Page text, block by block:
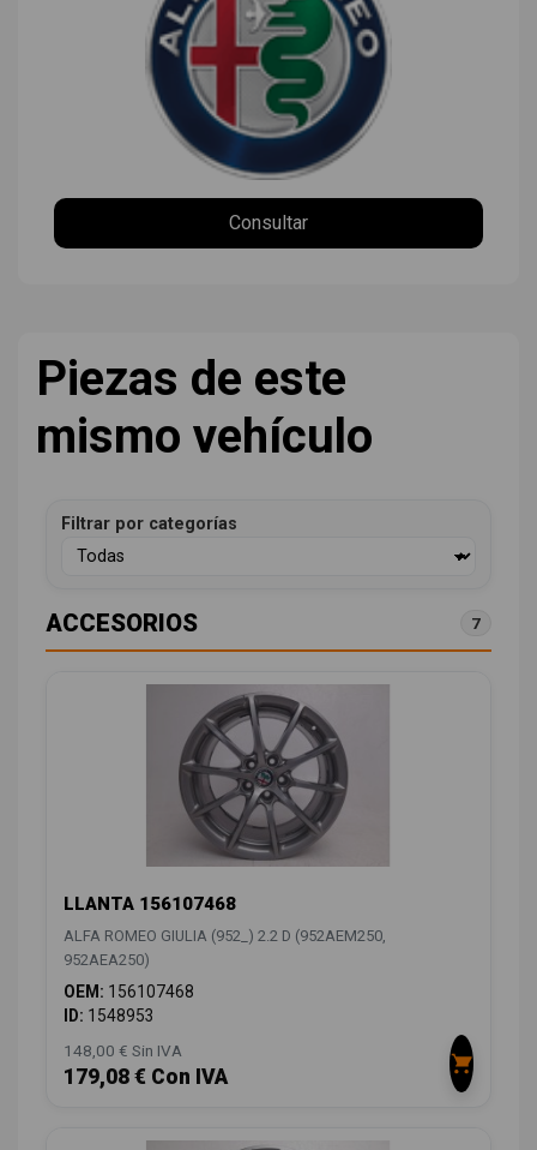
Consultar
Piezas de este
mismo vehículo
Filtrar por categorías
ACCESORIOS 7
LLANTA 156107468
ALFA ROMEO GIULIA (952_) 2.2 D (952AEM250,
952AEA250)
OEM: 156107468
ID: 1548953
148,00 € Sin IVA
179,08 € Con IVA